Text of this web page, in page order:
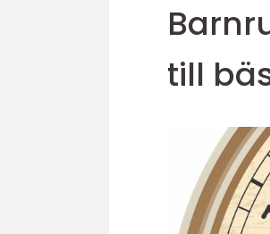
till